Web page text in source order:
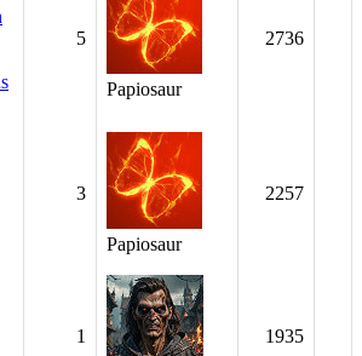
5
Papiosaur
2736
3
Papiosaur
2257
1 1935